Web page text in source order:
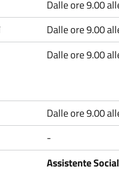
Dalle ore 9.00
Dalle ore 9.00
Dalle ore 9.00
Dalle ore 9.00
-
Assistente